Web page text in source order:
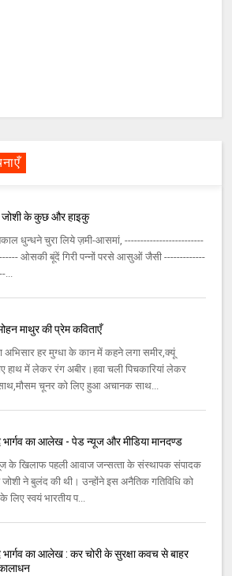
जोशी के कुछ और हाइकु
धुन्धने चुरा लिये ज़मी-आसमां, -------------------------
ओसकी बूंदें गिरी पन्नों परसे आसुओं जैसी -------------
...
माथुर की प्रेम कविताएँ
अभिसार हर मुग्धा के कान में कहने लगा समीर,क्यूं
हाथ में लेकर रंग अबीर।हवा चली पिचकारियां लेकर
चूनर को लिए हुआ अचानक साथ...
भार्गव का आलेख - पेड न्यूज और मीडिया मानदण्ड
के खिलाफ पहली आवाज जन्‍सत्‍ता के संस्‍थापक संपादक
जोशी ने बुलंद की थी। उन्‍होंने इस अनैतिक गतिविधि को
लिए स्‍वयं भारतीय प...
भार्गव का आलेख : कर चोरी के सुरक्षा कवच से बाहर